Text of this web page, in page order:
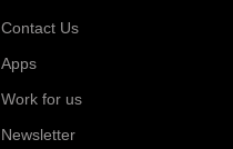
Contact Us
Apps
Work for us
Newsletter